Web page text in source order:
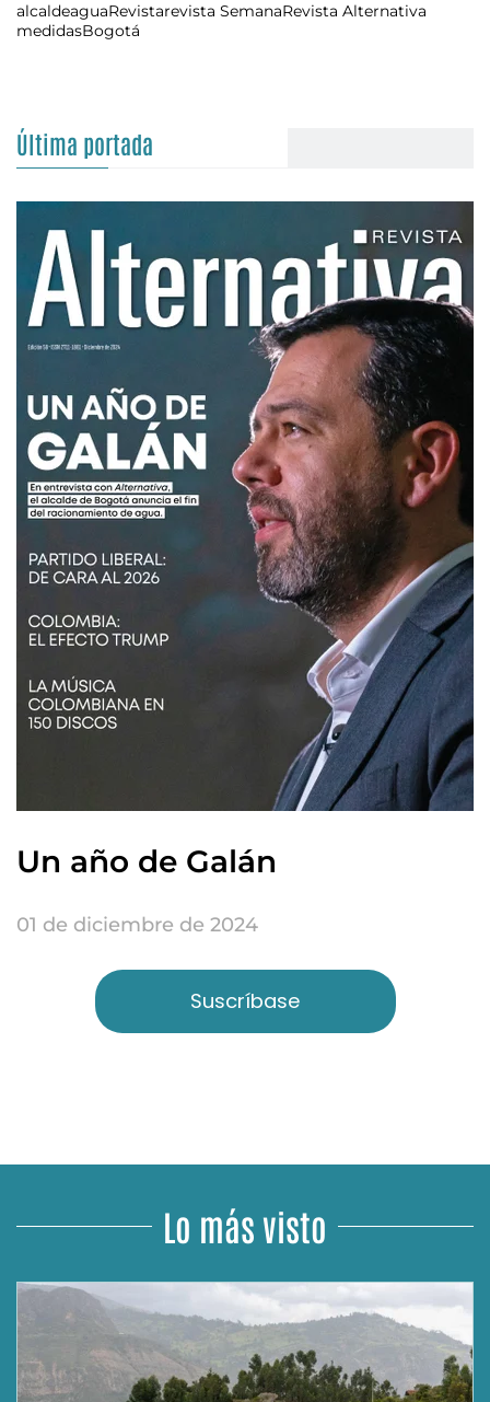
alcaldeaguaRevistarevista SemanaRevista Alternativa
medidasBogotá
Última portada
Un año de Galán
01 de diciembre de 2024
Suscríbase
Lo más visto